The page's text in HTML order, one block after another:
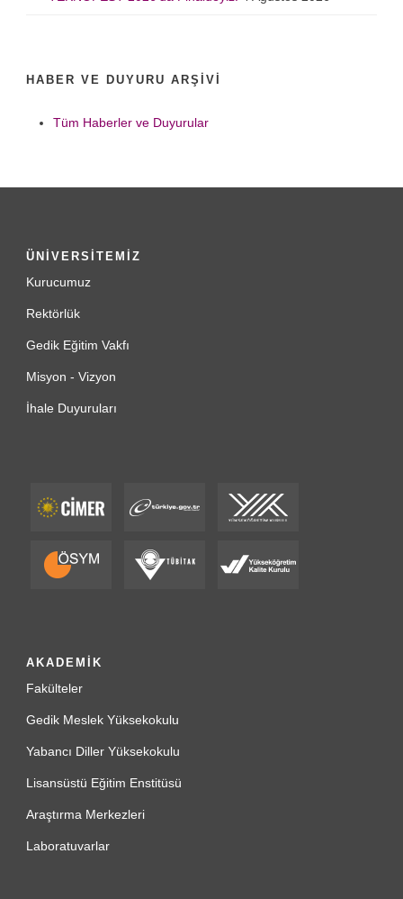
HABER VE DUYURU ARŞIVI
Tüm Haberler ve Duyurular
ÜNİVERSİTEMİZ
Kurucumuz
Rektörlük
Gedik Eğitim Vakfı
Misyon - Vizyon
İhale Duyuruları
AKADEMİK
Fakülteler
Gedik Meslek Yüksekokulu
Yabancı Diller Yüksekokulu
Lisansüstü Eğitim Enstitüsü
Araştırma Merkezleri
Laboratuvarlar